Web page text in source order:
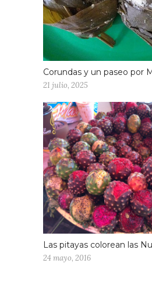
Corundas y un paseo por
21 julio, 2025
Las pitayas colorean las
24 mayo, 2016